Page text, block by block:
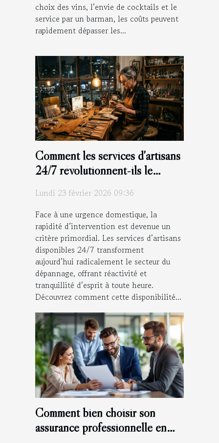
choix des vins, l’envie de cocktails et le
service par un barman, les coûts peuvent
rapidement dépasser les...
Comment les services d'artisans
24/7 révolutionnent-ils le
Lundi 23 février 2026 09:36
Face à une urgence domestique, la
rapidité d’intervention est devenue un
critère primordial. Les services d’artisans
disponibles 24/7 transforment
aujourd’hui radicalement le secteur du
dépannage, offrant réactivité et
tranquillité d’esprit à toute heure.
Découvrez comment cette disponibilité...
Comment bien choisir son
assurance professionnelle en